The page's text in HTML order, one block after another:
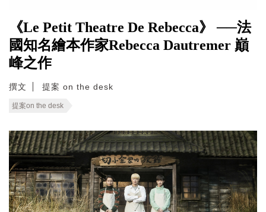
《Le Petit Theatre De Rebecca》 ──法
國知名繪本作家Rebecca Dautremer 巔
峰之作
撰文 提案 on the desk
提案on the desk